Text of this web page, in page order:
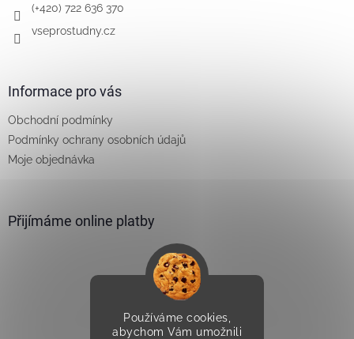
Používáme cookies,
abychom Vám umožnili
(+420) 722 636 370
vseprostudny.cz
Informace pro vás
Obchodní podmínky
Podmínky ochrany osobních údajů
Moje objednávka
Přijímáme online platby
Vytvořilo Studio Avocado